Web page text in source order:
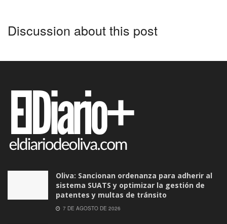
Discussion about this post
Oliva: Sancionan ordenanza para adherir al
sistema SUATS y optimizar la gestión de
patentes y multas de tránsito
7 DE AGOSTO DE 2026